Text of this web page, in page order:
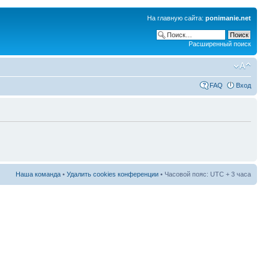
На главную сайта: ponimanie.net
Расширенный поиск
FAQ Вход
Наша команда • Удалить cookies конференции • Часовой пояс: UTC + 3 часа